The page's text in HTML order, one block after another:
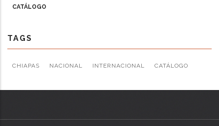
CATÁLOGO
TAGS
CHIAPAS NACIONAL INTERNACIONAL CATÁLOGO